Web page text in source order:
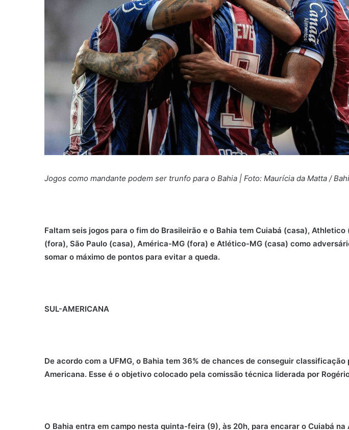
Jogos como mandante podem ser trunfo para o Bahia | Foto: Maurícia da Matta /
Faltam seis jogos para o fim do Brasileirão e o Bahia tem Cuiabá (casa),
(fora), São Paulo (casa), América-MG (fora) e Atlético-MG (casa) como
somar o máximo de pontos para evitar a queda.
SUL-AMERICANA
De acordo com a UFMG, o Bahia tem 36% de chances de conseguir classificação
Americana. Esse é o objetivo colocado pela comissão técnica liderada por
O Bahia entra em campo nesta quinta-feira (9), às 20h, para encarar o Cuiabá na